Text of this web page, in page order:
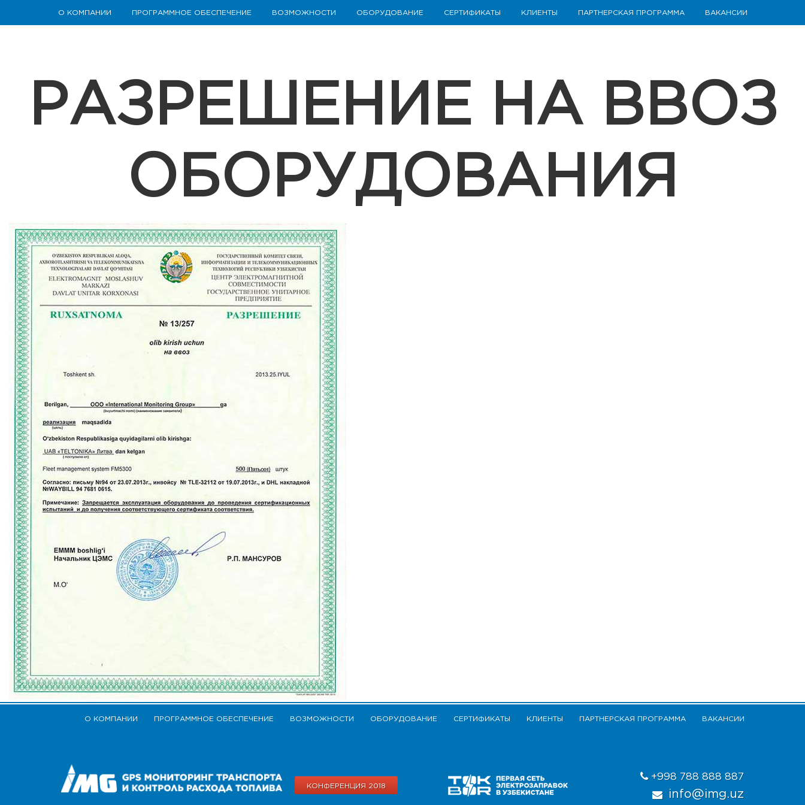
О КОМПАНИИ ПРОГРАММНОЕ ОБЕСПЕЧЕНИЕ ВОЗМОЖНОСТИ ОБОРУДОВАНИЕ СЕРТИФИКАТЫ КЛИЕНТЫ ПАРТНЕРСКАЯ ПРОГРАММА ВАКАНСИИ
РАЗРЕШЕНИЕ НА ВВОЗ
ОБОРУДОВАНИЯ
О КОМПАНИИ ПРОГРАММНОЕ ОБЕСПЕЧЕНИЕ ВОЗМОЖНОСТИ ОБОРУДОВАНИЕ СЕРТИФИКАТЫ КЛИЕНТЫ ПАРТНЕРСКАЯ ПРОГРАММА ВАКАНСИИ
КОНФЕРЕНЦИЯ 2018
+998 788 888 887
info@img.uz